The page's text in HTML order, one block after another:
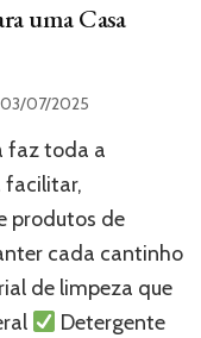
uma Casa
03/07/2025
faz toda a
facilitar,
produtos de
cada cantinho
de limpeza que
Detergente